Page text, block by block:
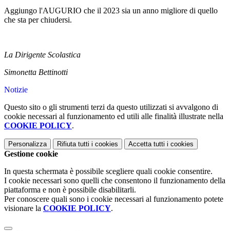
Aggiungo l'AUGURIO che il 2023 sia un anno migliore di quello
che sta per chiudersi.
La Dirigente Scolastica
Simonetta Bettinotti
Notizie
Questo sito o gli strumenti terzi da questo utilizzati si avvalgono di
cookie necessari al funzionamento ed utili alle finalità illustrate nella
COOKIE POLICY.
Personalizza Rifiuta tutti i cookies Accetta tutti i cookies
Gestione cookie
In questa schermata è possibile scegliere quali cookie consentire.
I cookie necessari sono quelli che consentono il funzionamento della
piattaforma e non è possibile disabilitarli.
Per conoscere quali sono i cookie necessari al funzionamento potete
visionare la COOKIE POLICY.